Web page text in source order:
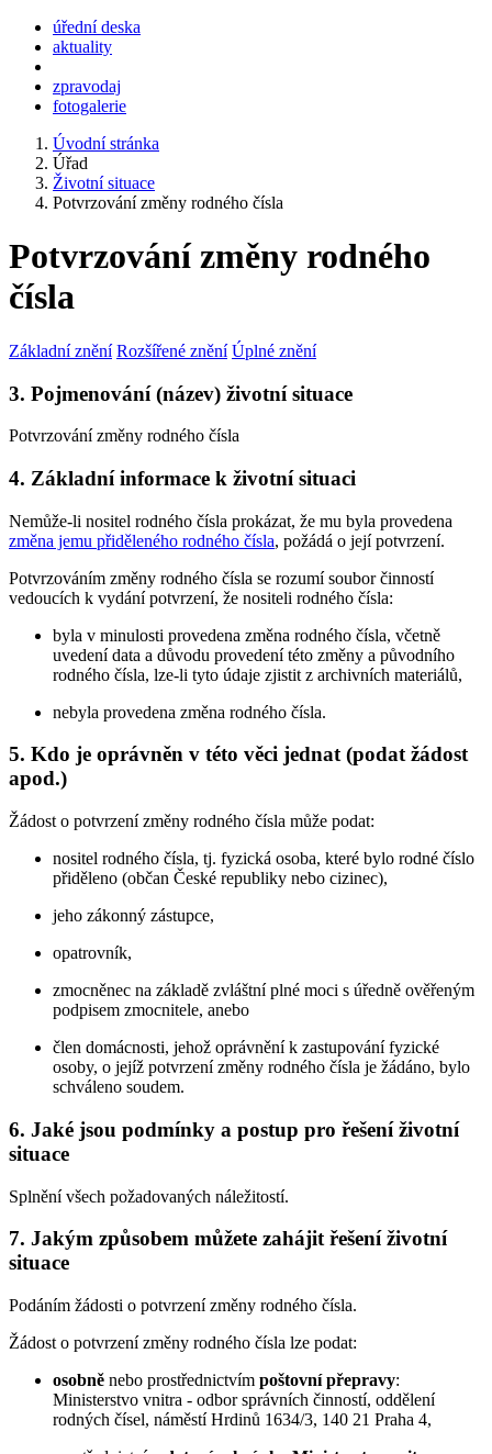
úřední deska
aktuality
zpravodaj
fotogalerie
Úvodní stránka
Úřad
Životní situace
Potvrzování změny rodného čísla
Potvrzování změny rodného
čísla
Základní znění Rozšířené znění Úplné znění
3. Pojmenování (název) životní situace
Potvrzování změny rodného čísla
4. Základní informace k životní situaci
Nemůže-li nositel rodného čísla prokázat, že mu byla provedena
změna jemu přiděleného rodného čísla, požádá o její potvrzení.
Potvrzováním změny rodného čísla se rozumí soubor činností
vedoucích k vydání potvrzení, že nositeli rodného čísla:
byla v minulosti provedena změna rodného čísla, včetně
uvedení data a důvodu provedení této změny a původního
rodného čísla, lze-li tyto údaje zjistit z archivních materiálů,
nebyla provedena změna rodného čísla.
5. Kdo je oprávněn v této věci jednat (podat žádost
apod.)
Žádost o potvrzení změny rodného čísla může podat:
nositel rodného čísla, tj. fyzická osoba, které bylo rodné číslo
přiděleno (občan České republiky nebo cizinec),
jeho zákonný zástupce,
opatrovník,
zmocněnec na základě zvláštní plné moci s úředně ověřeným
podpisem zmocnitele, anebo
člen domácnosti, jehož oprávnění k zastupování fyzické
osoby, o jejíž potvrzení změny rodného čísla je žádáno, bylo
schváleno soudem.
6. Jaké jsou podmínky a postup pro řešení životní
situace
Splnění všech požadovaných náležitostí.
7. Jakým způsobem můžete zahájit řešení životní
situace
Podáním žádosti o potvrzení změny rodného čísla.
Žádost o potvrzení změny rodného čísla lze podat:
osobně nebo prostřednictvím poštovní přepravy:
Ministerstvo vnitra - odbor správních činností, oddělení
rodných čísel, náměstí Hrdinů 1634/3, 140 21 Praha 4,